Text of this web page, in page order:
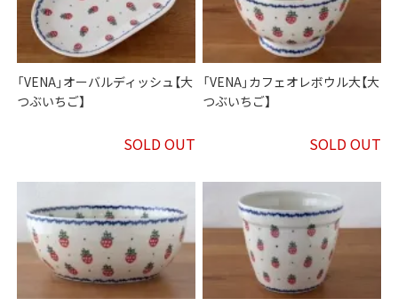
「VENA」オーバルディッシュ【大
つぶいちご】
SOLD OUT
「VENA」カフェオレボウル大【大
つぶいちご】
SOLD OUT